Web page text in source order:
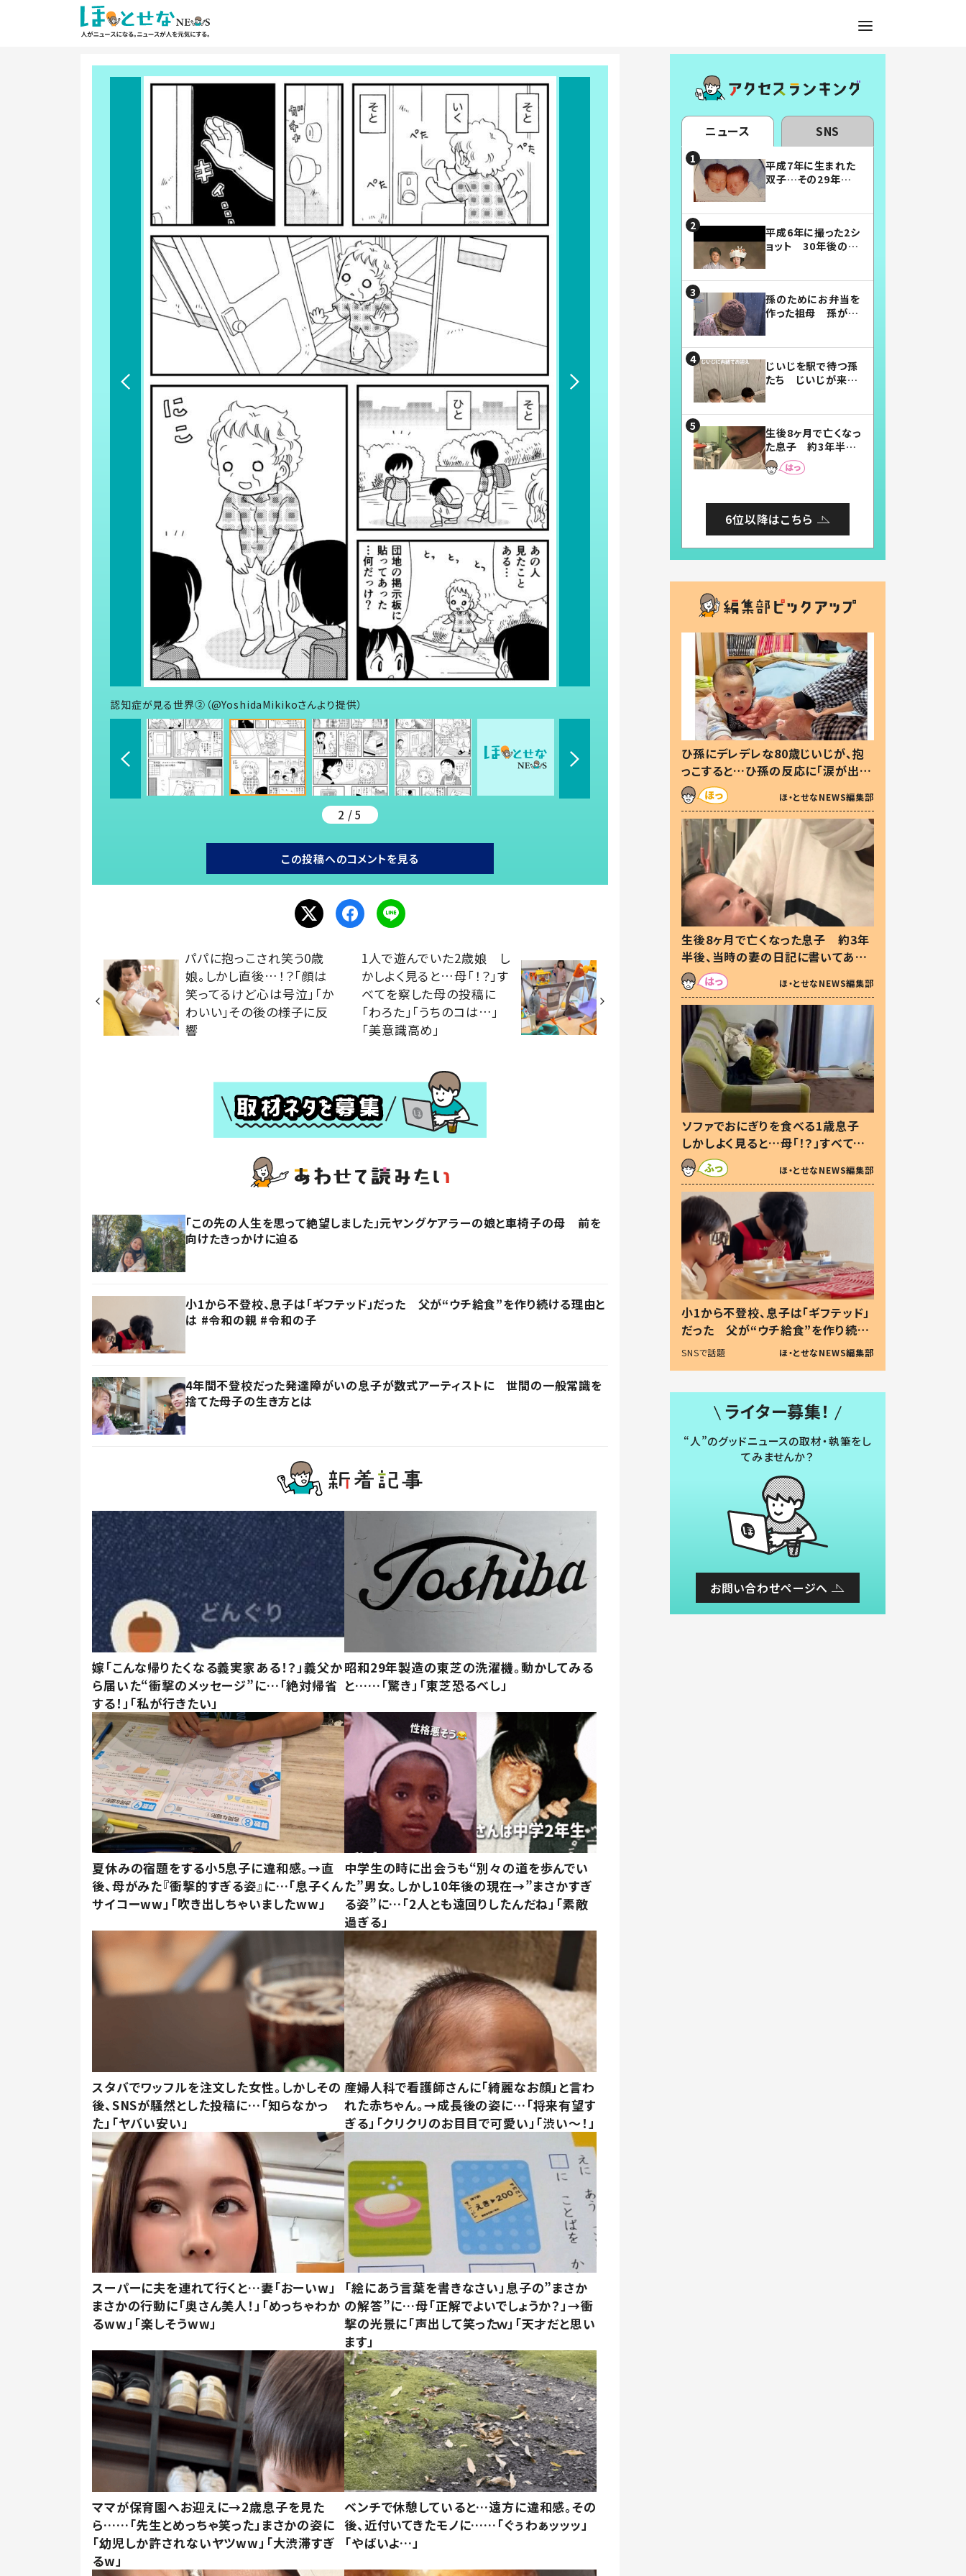
認知症が見る世界②（@YoshidaMikikoさんより提供）
2 / 5
この投稿へのコメントを見る
パパに抱っこされ笑う0歳
娘。しかし直後…！？「顔は
笑ってるけど心は号泣」「か
わいい」その後の様子に反
響
1人で遊んでいた2歳娘 し
かしよく見ると…母「！？」す
べてを察した母の投稿に
「わろた」「うちのコは…」
「美意識高め」
「この先の人生を思って絶望しました」元ヤングケアラーの娘と車椅子の母 前を
向けたきっかけに迫る
小1から不登校、息子は「ギフテッド」だった 父が“ウチ給食”を作り続ける理由と
は #令和の親 #令和の子
4年間不登校だった発達障がいの息子が数式アーティストに 世間の一般常識を
捨てた母子の生き方とは
嫁「こんな帰りたくなる義実家ある！？」義父か
ら届いた“衝撃のメッセージ”に…「絶対帰省
する！」「私が行きたい」
昭和29年製造の東芝の洗濯機。動かしてみる
と……「驚き」「東芝恐るべし」
夏休みの宿題をする小5息子に違和感。→直
後、母がみた『衝撃的すぎる姿』に…「息子くん
サイコーww」「吹き出しちゃいましたww」
中学生の時に出会うも“別々の道を歩んでい
た”男女。しかし10年後の現在→”まさかすぎ
る姿”に…「2人とも遠回りしたんだね」「素敵
過ぎる」
スタバでワッフルを注文した女性。しかしその
後、SNSが騒然とした投稿に…「知らなかっ
た」「ヤバい安い」
産婦人科で看護師さんに「綺麗なお顔」と言わ
れた赤ちゃん。→成長後の姿に…「将来有望す
ぎる」「クリクリのお目目で可愛い」「渋い～！」
スーパーに夫を連れて行くと…妻「おーいw」
まさかの行動に「奥さん美人！」「めっちゃわか
るww」「楽しそうww」
「絵にあう言葉を書きなさい」息子の”まさか
の解答”に…母「正解でよいでしょうか？」→衝
撃の光景に「声出して笑ったｗ」「天才だと思い
ます」
ママが保育園へお迎えに→2歳息子を見た
ら……「先生とめっちゃ笑った」まさかの姿に
「幼児しか許されないヤツww」「大渋滞すぎ
るw」
ベンチで休憩していると…遠方に違和感。その
後、近付いてきたモノに……「ぐぅわぁッッッ」
「やばいよ…」
ニュース SNS
平成7年に生まれた
双子…その29年後
平成6年に撮った2シ
ョット 30年後の姿
孫のためにお弁当を
作った祖母 孫が絶
じいじを駅で待つ孫
たち じいじが来た
まらない」「幸せにな
れる」
生後8ヶ月で亡くなっ
た息子 約3年半
後、当時の妻の日記
に書いてあった本音
6位以降はこちら
ひ孫にデレデレな80歳じいじが、抱
っこすると…ひ孫の反応に「涙が出ま
した」「可愛くて仕方ない」
ほ・とせなNEWS編集部
生後8ヶ月で亡くなった息子 約3年
半後、当時の妻の日記に書いてあっ
た本音とは
ほ・とせなNEWS編集部
ソファでおにぎりを食べる1歳息子
しかしよく見ると…母「！？」すべてを
察した母の投稿に「可愛いから許
す！」「現行犯〜」
ほ・とせなNEWS編集部
小1から不登校、息子は「ギフテッド」
だった 父が“ウチ給食”を作り続け
る理由とは #令和の親 #令和の子
SNSで話題 ほ・とせなNEWS編集部
ライター募集！
“人”のグッドニュースの取材・執筆をし
てみませんか？
お問い合わせページへ